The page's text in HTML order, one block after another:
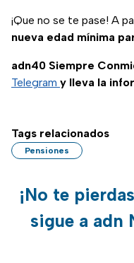
¡Que no se te pase! A
nueva edad mínima
adn40 Siempre
Telegram y lleva la
Tags relacionados
Pensiones
¡No te
sigue a adn